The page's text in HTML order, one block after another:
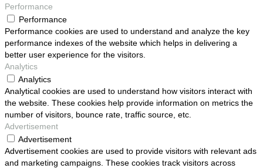
Performance
Performance
Performance cookies are used to understand and analyze the key
performance indexes of the website which helps in delivering a
better user experience for the visitors.
Analytics
Analytics
Analytical cookies are used to understand how visitors interact with
the website. These cookies help provide information on metrics the
number of visitors, bounce rate, traffic source, etc.
Advertisement
Advertisement
Advertisement cookies are used to provide visitors with relevant ads
and marketing campaigns. These cookies track visitors across